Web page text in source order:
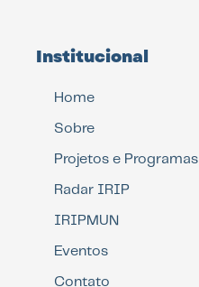
Institucional
Home
Sobre
Projetos e Programas
Radar IRIP
IRIPMUN
Eventos
Contato